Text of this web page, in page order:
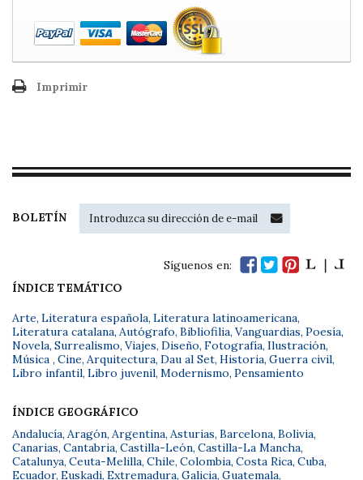
Imprimir
BOLETÍN
Síguenos en:
ÍNDICE TEMÁTICO
Arte, Literatura española, Literatura latinoamericana,
Literatura catalana, Autógrafo, Bibliofilia, Vanguardias, Poesía,
Novela, Surrealismo, Viajes, Diseño, Fotografía, Ilustración,
Música , Cine, Arquitectura, Dau al Set, Historia, Guerra civil,
Libro infantil, Libro juvenil, Modernismo, Pensamiento
ÍNDICE GEOGRÁFICO
Andalucía, Aragón, Argentina, Asturias, Barcelona, Bolivia,
Canarias, Cantabria, Castilla-León, Castilla-La Mancha,
Catalunya, Ceuta-Melilla, Chile, Colombia, Costa Rica, Cuba,
Ecuador, Euskadi, Extremadura, Galicia, Guatemala,